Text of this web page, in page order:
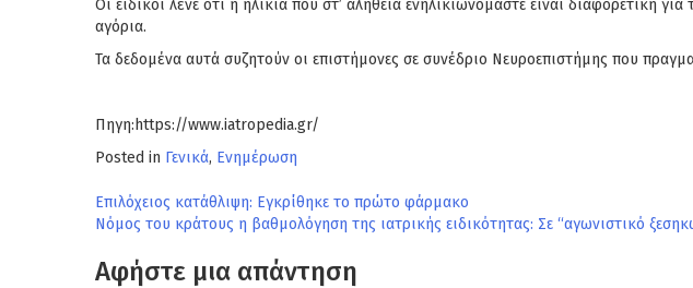
Οι ειδικοί λένε ότι η ηλικία που στ’ αλήθεια ενηλικιωνόμαστε είναι
αγόρια.
Τα δεδομένα αυτά συζητούν οι επιστήμονες σε συνέδριο Νευροεπιστήμης που
Πηγη:https://www.iatropedia.gr/
Posted in Γενικά, Ενημέρωση
Πλοήγηση
άρθρων
Επιλόχειος κατάθλιψη: Εγκρίθηκε το πρώτο φάρμακο
Νόμος του κράτους η βαθμολόγηση της ιατρικής ειδικότητας: Σε “αγωνιστικό
Αφήστε μια απάντηση